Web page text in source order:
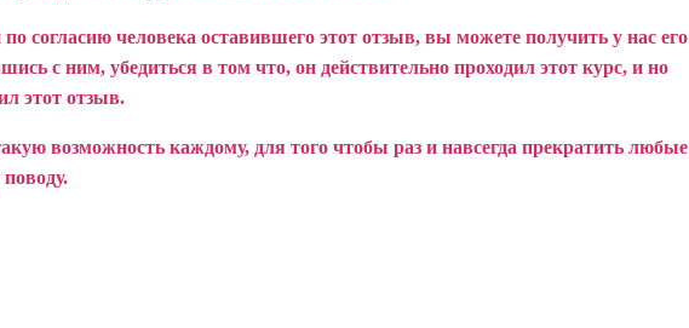
согласию человека оставившего этот отзыв, вы можете получить у нас его
с ним, убедиться в том что, он действительно проходил этот курс, и но
этот отзыв.
возможность каждому, для того чтобы раз и навсегда прекратить любые